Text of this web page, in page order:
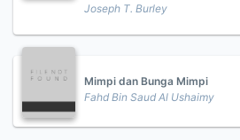
Joseph T. Burley
Mimpi dan Bunga Mimpi
Fahd Bin Saud Al Ushaimy